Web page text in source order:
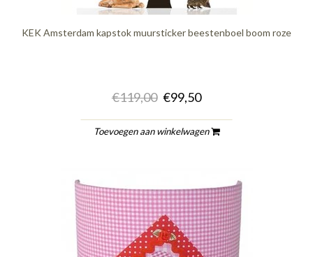
KEK Amsterdam kapstok muursticker beestenboel boom roze
€119,00 €99,50
Toevoegen aan winkelwagen